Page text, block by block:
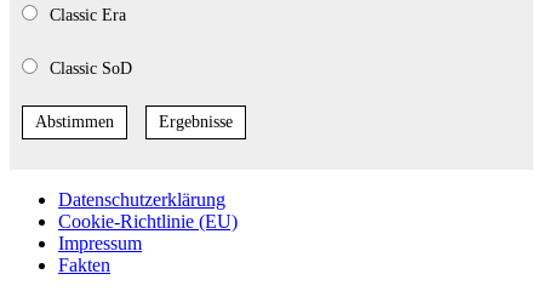
Classic Era
Classic SoD
Abstimmen Ergebnisse
Datenschutzerklärung
Cookie-Richtlinie (EU)
Impressum
Fakten